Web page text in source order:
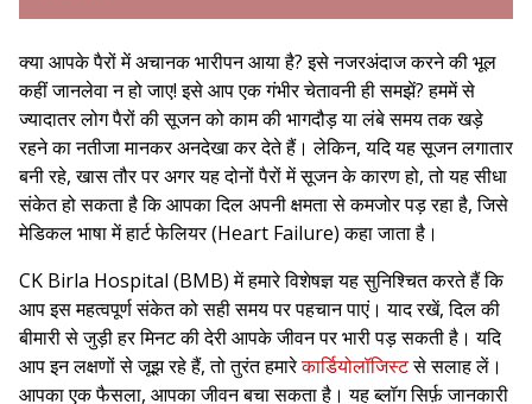
क्या आपके पैरों में अचानक भारीपन आया है? इसे नजरअंदाज करने की भूल
कहीं जानलेवा न हो जाए! इसे आप एक गंभीर चेतावनी ही समझें? हममें से
ज्यादातर लोग पैरों की सूजन को काम की भागदौड़ या लंबे समय तक खड़े
रहने का नतीजा मानकर अनदेखा कर देते हैं। लेकिन, यदि यह सूजन लगातार
बनी रहे, खास तौर पर अगर यह दोनों पैरों में सूजन के कारण हो, तो यह सीधा
संकेत हो सकता है कि आपका दिल अपनी क्षमता से कमजोर पड़ रहा है, जिसे
मेडिकल भाषा में हार्ट फेलियर (Heart Failure) कहा जाता है।
CK Birla Hospital (BMB) में हमारे विशेषज्ञ यह सुनिश्चित करते हैं कि
आप इस महत्वपूर्ण संकेत को सही समय पर पहचान पाएं। याद रखें, दिल की
बीमारी से जुड़ी हर मिनट की देरी आपके जीवन पर भारी पड़ सकती है। यदि
आप इन लक्षणों से जूझ रहे हैं, तो तुरंत हमारेकार्डियोलॉजिस्टसे सलाह लें।
आपका एक फैसला, आपका जीवन बचा सकता है। यह ब्लॉग सिर्फ़ जानकारी